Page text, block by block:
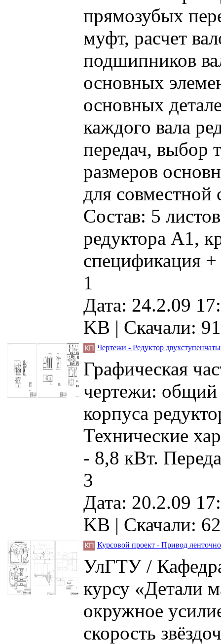
прямозубых
муфт, расчет
подшипников
основных
основных
каждого вала
передач, выбор
размеров
для совместной
Состав: 5
редуктора А1,
спецификация
1
Дата: 24.2.09
KB | Скачали: 91
Чертежи - Редуктор
Графическая
чертежи: общий
корпуса
Технические
- 8,8 кВт.
3
Дата: 20.2.09
KB | Скачали: 62
Курсовой проект - Привод
УлГТУ /
курсу «Детали
окружное
скорость